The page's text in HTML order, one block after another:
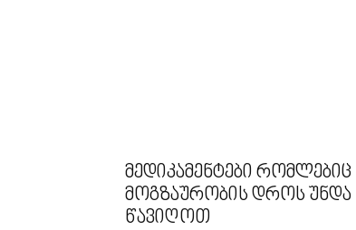
მედიკამენტები რომლებიც
მოგზაურობის დროს უნდა
წავიღოთ